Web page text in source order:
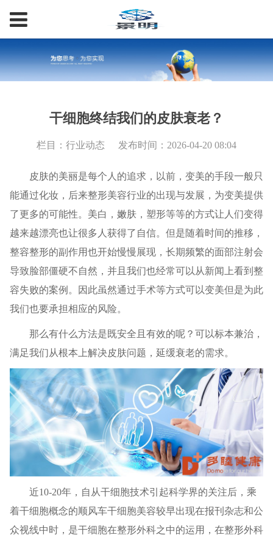
干细胞终结我们的皮肤衰老？
栏目：行业动态 发布时间：2026-04-20 08:04
皮肤的美丽是每个人的追求，以前，变美的手段一般只
能通过化妆，后来整形美容行业的出现与发展，为变美提供
了更多的可能性。美白，嫩肤，塑形等等的方式让人们变得
越来越漂亮也让很多人获得了自信。但是随着时间的推移，
整容整形的副作用也开始慢慢展现，长期频繁的面部注射会
导致脸部僵硬不自然，并且我们也经常可以从新闻上看到整
容失败的案例。因此虽然通过手术等方式可以变美但是为此
我们也要承担相应的风险。
那么有什么方法是既安全且有效的呢？可以标本兼治，
满足我们从根本上解决皮肤问题，延缓衰老的需求。
近10-20年，自从干细胞技术引起科学界的关注后，乘
着干细胞概念的顺风车干细胞美容较早出现在报刊杂志和公
众视线中时，是干细胞在整形外科之中的运用，在整形外科